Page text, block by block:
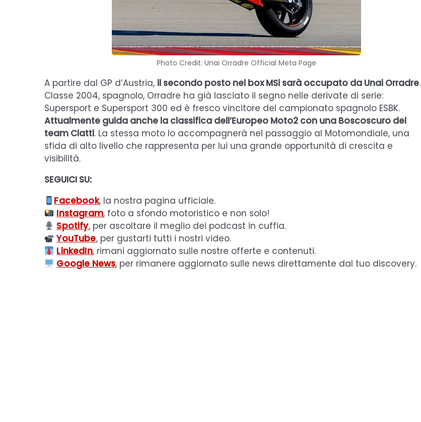
Photo Credit: Unai Orradre Official Meta Page
A partire dal GP d’Austria, il secondo posto nel box MSi sarà occupato da Unai Orradre.
Classe 2004, spagnolo, Orradre ha già lasciato il segno nelle derivate di serie:
Supersport e Supersport 300 ed è fresco vincitore del campionato spagnolo ESBK.
Attualmente guida anche la classifica dell’Europeo Moto2 con una Boscoscuro del
team Ciatti. La stessa moto lo accompagnerà nel passaggio al Motomondiale, una
sfida di alto livello che rappresenta per lui una grande opportunità di crescita e
visibilità.
SEGUICI SU:
Facebook, la nostra pagina ufficiale.
Instagram, foto a sfondo motoristico e non solo!
Spotify, per ascoltare il meglio dei podcast in cuffia.
YouTube, per gustarti tutti i nostri video.
LinkedIn, rimani aggiornato sulle nostre offerte e contenuti.
Google News, per rimanere aggiornato sulle news direttamente dal tuo discovery.